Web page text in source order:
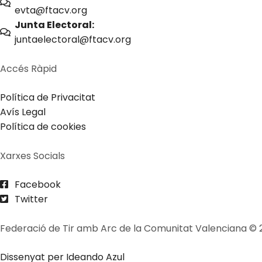
evta@ftacv.org
Junta Electoral:
juntaelectoral@ftacv.org
Accés Ràpid
Política de Privacitat
Avís Legal
Política de cookies
Xarxes Socials
Facebook
Twitter
Federació de Tir amb Arc de la Comunitat Valenciana ©
Dissenyat per Ideando Azul